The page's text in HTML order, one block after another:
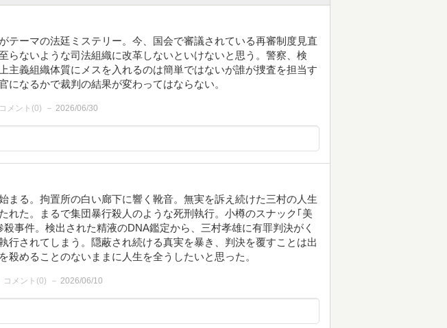
テーマの法廷ミステリー。今、国会で審議されている再審制度見直
らないような司法組織に改革しないといけないと思う。警察、検
主義組織体質にメスを入れるのは簡単ではないが誰が捜査を担当す
になるかで裁判の結果が変わってはならない。
コメント(0) 2026/06/30
まる。拘置所の白い廊下に響く靴音。無実を訴え続けた三村の人生
れた。まるで集団暴行殺人のような死刑執行。小樽のスナック｢美
事件。検出された精液のDNA鑑定から、三村孝雄に有罪判決がく
行されてしまう。隠蔽され続ける真実を暴き、判決を覆すことは出
殺めることのないままに人生を全うしたいと思った。
コメント(0) 2026/06/10